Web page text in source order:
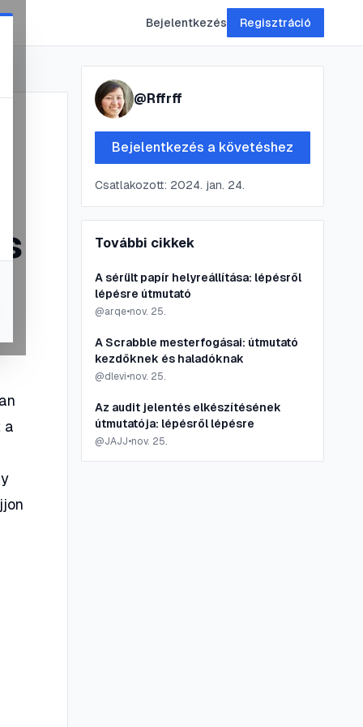
Bejelentkezés Regisztráció
a
@Rffrff
Bejelentkezés a követéshez
Csatlakozott: 2024. jan. 24.
További cikkek
A sérült papír helyreállítása: lépésről
lépésre útmutató
@arqe•nov. 25.
A Scrabble mesterfogásai: útmutató
kezdőknek és haladóknak
@dlevi•nov. 25.
Az audit jelentés elkészítésének
útmutatója: lépésről lépésre
@JAJJ•nov. 25.